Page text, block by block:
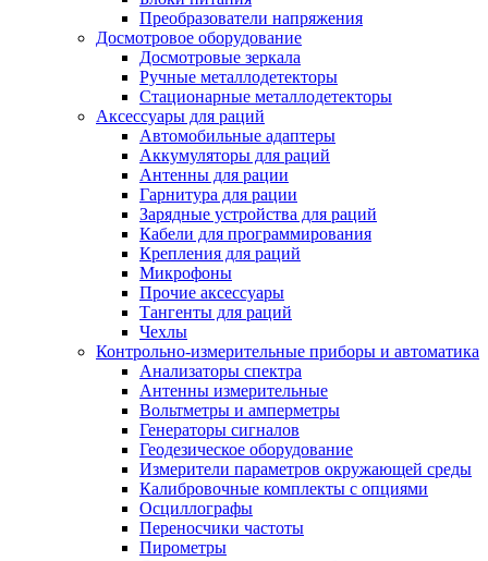
Преобразователи напряжения
Досмотровое оборудование
Досмотровые зеркала
Ручные металлодетекторы
Стационарные металлодетекторы
Аксессуары для раций
Автомобильные адаптеры
Аккумуляторы для раций
Антенны для рации
Гарнитура для рации
Зарядные устройства для раций
Кабели для программирования
Крепления для раций
Микрофоны
Прочие аксессуары
Тангенты для раций
Чехлы
Контрольно-измерительные приборы и автоматика
Анализаторы спектра
Антенны измерительные
Вольтметры и амперметры
Генераторы сигналов
Геодезическое оборудование
Измерители параметров окружающей среды
Калибровочные комплекты с опциями
Осциллографы
Переносчики частоты
Пирометры